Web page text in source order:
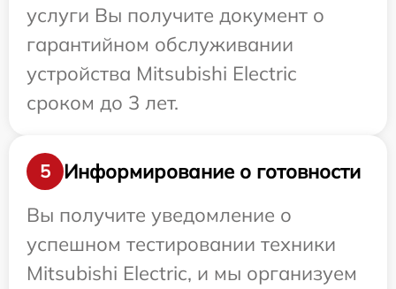
услуги Вы получите документ о
гарантийном обслуживании
устройства Mitsubishi Electric
сроком до 3 лет.
5
Информирование о готовности
Вы получите уведомление о
успешном тестировании техники
Mitsubishi Electric, и мы организуем